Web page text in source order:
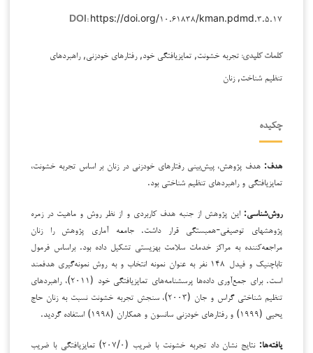
DOI: https://doi.org/۱۰.۶۱۸۳۸/kman.pdmd.۳.۵.۱۷
کلمات کلیدی: تجربه خشونت, تمایزیافتگی خود, رفتارهای خودزنی, راهبردهای
تنظیم شناخت, زنان
چکیده
هدف: هدف پژوهش، پیش‌بینی رفتارهای خودزنی در زنان بر اساس تجربه خشونت،
تمایزیافتگی و راهبردهای تنظیم شناختی بود.
روش‌شناسی: این پژوهش از جنبه هدف کاربردی و از نظر روش و ماهیت در زمره
پژوهش­های توصیفی-همبستگی قرار داشت. جامعه آماری پژوهش را زنان
مراجعه‌کننده به مراکز خدمات سلامت بهزیستی تشکیل داده بود. براساس فرمول
تاباچنیک و فیدل ۱۴۸ نفر به عنوان نمونه انتخاب و به روش نمونه‌گیری هدفمند
است. برای جمع‌آوری داده‌ها پرسشنامه‌های تمایزیافتگی خود (۲۰۱۱)، راهبردهای
تنظیم شناختی گراس و جان (۲۰۰۳)، سنجش تجربه خشونت نسبت به زنان حاج
یحیی (۱۹۹۹) و رفتارهای خودزنی سانسون و همکاران (۱۹۹۸) استفاده گردید.
یافته‌ها:
نتایج نشان داد تجربه خشونت با ضریب (۲۰۷/۰) تمایزیافتگی با ضریب